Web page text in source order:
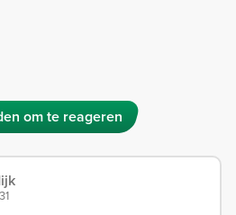
om te reageren